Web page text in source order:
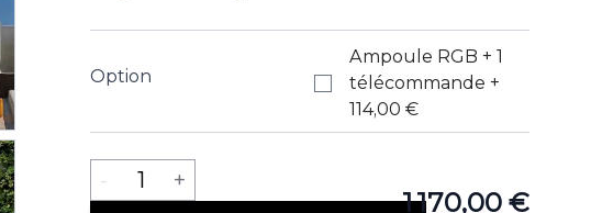
image
Option
Ampoule RGB + 1
télécommande +
114,00 €
1 170,00 €
Quantité
- 1 +